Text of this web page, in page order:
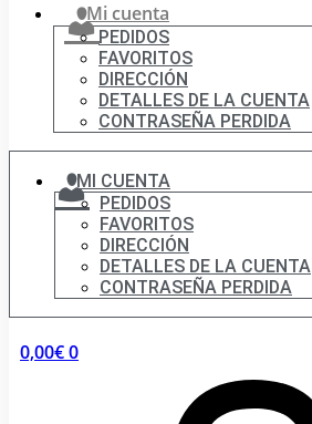
Mi cuenta
PEDIDOS
FAVORITOS
DIRECCIÓN
DETALLES DE LA CUENTA
CONTRASEÑA PERDIDA
MI CUENTA
PEDIDOS
FAVORITOS
DIRECCIÓN
DETALLES DE LA CUENTA
CONTRASEÑA PERDIDA
0,00€0